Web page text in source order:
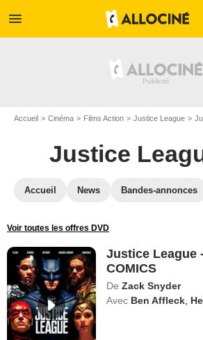
menu
Accueil Cinéma Films Action Justice League
Justice
Accueil News Bandes-annonces
Voir toutes les offres DVD
Justice League
COMICS
De Zack Snyder
Avec Ben Affleck